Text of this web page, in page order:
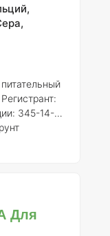
Регистрант:
345-14-
этих
их
Для